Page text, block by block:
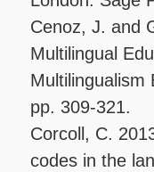
Cenoz, J. and
Multilingual
Multilingualism
pp. 309-321.
Corcoll, C.
codes in the